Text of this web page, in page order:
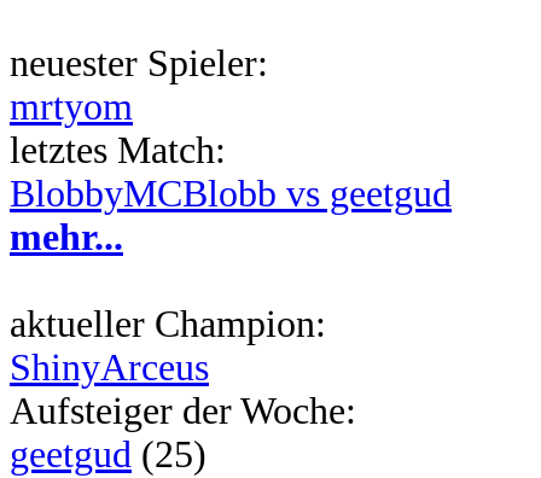
neuester Spieler:
mrtyom
letztes Match:
BlobbyMCBlobb vs geetgud
mehr...
aktueller Champion:
ShinyArceus
Aufsteiger der Woche:
geetgud (25)